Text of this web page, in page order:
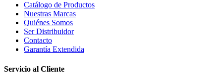
Catálogo de Productos
Nuestras Marcas
Quiénes Somos
Ser Distribuidor
Contacto
Garantía Extendida
Servicio al Cliente